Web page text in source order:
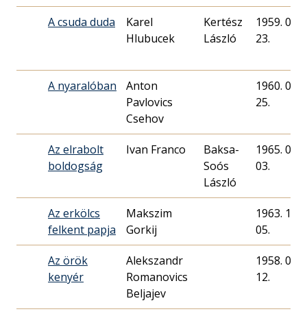
A csuda duda
Karel
Hlubucek
Kertész
László
1959. 08.
23.
A nyaralóban
Anton
Pavlovics
Csehov
1960. 09.
25.
Az elrabolt
boldogság
Ivan Franco
Baksa-
Soós
László
1965. 09.
03.
Az erkölcs
felkent papja
Makszim
Gorkij
1963. 11.
05.
Az örök
kenyér
Alekszandr
Romanovics
Beljajev
1958. 08.
12.